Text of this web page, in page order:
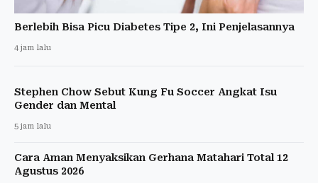
Berlebih Bisa Picu Diabetes Tipe 2, Ini Penjelasannya
4 jam lalu
Stephen Chow Sebut Kung Fu Soccer Angkat Isu
Gender dan Mental
5 jam lalu
Cara Aman Menyaksikan Gerhana Matahari Total 12
Agustus 2026